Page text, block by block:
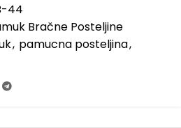
44
Bračne Posteljine
, pamucna posteljina,